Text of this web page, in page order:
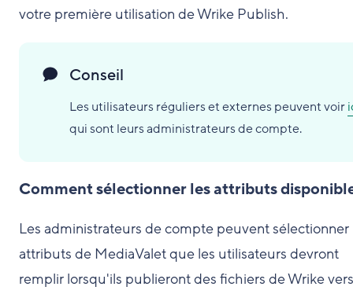
votre première utilisation de Wrike Publish.
Conseil
Les utilisateurs réguliers et externes peuvent voir
qui sont leurs administrateurs de compte.
Comment sélectionner les attributs
Les administrateurs de compte peuvent sélectionner
attributs de MediaValet que les utilisateurs devront
remplir lorsqu'ils publieront des fichiers de Wrike vers